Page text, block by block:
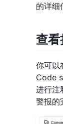
的详细
查看
你可以
Code
进行注
警报的